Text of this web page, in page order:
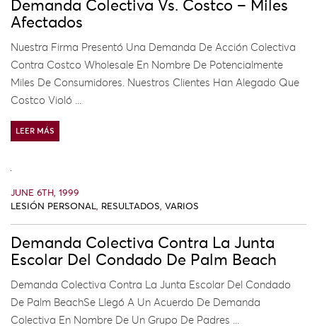
Demanda Colectiva Vs. Costco – Miles
Afectados
Nuestra Firma Presentó Una Demanda De Acción Colectiva
Contra Costco Wholesale En Nombre De Potencialmente
Miles De Consumidores. Nuestros Clientes Han Alegado Que
Costco Violó ...
LEER MÁS
JUNE 6TH, 1999
LESIÓN PERSONAL, RESULTADOS, VARIOS
Demanda Colectiva Contra La Junta
Escolar Del Condado De Palm Beach
Demanda Colectiva Contra La Junta Escolar Del Condado
De Palm BeachSe Llegó A Un Acuerdo De Demanda
Colectiva En Nombre De Un Grupo De Padres ...